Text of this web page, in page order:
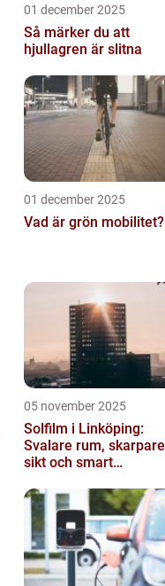
01 december 2025
Så märker du att
hjullagren är slitna
01 december 2025
Vad är grön mobilitet?
05 november 2025
Solfilm i Linköping:
Svalare rum, skarpare
sikt och smart